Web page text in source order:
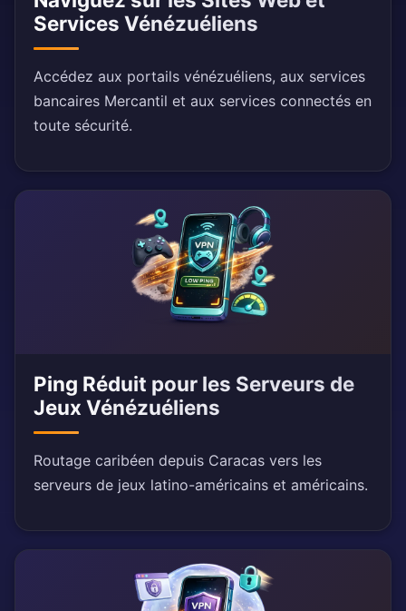
Services Vénézuéliens
Accédez aux portails vénézuéliens, aux services
bancaires Mercantil et aux services connectés en
toute sécurité.
Ping Réduit pour les Serveurs de
Jeux Vénézuéliens
Routage caribéen depuis Caracas vers les
serveurs de jeux latino-américains et américains.